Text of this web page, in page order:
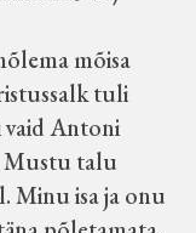
mõisa
tuli
vaid Antoni
Mustu talu
Minu isa ja onu